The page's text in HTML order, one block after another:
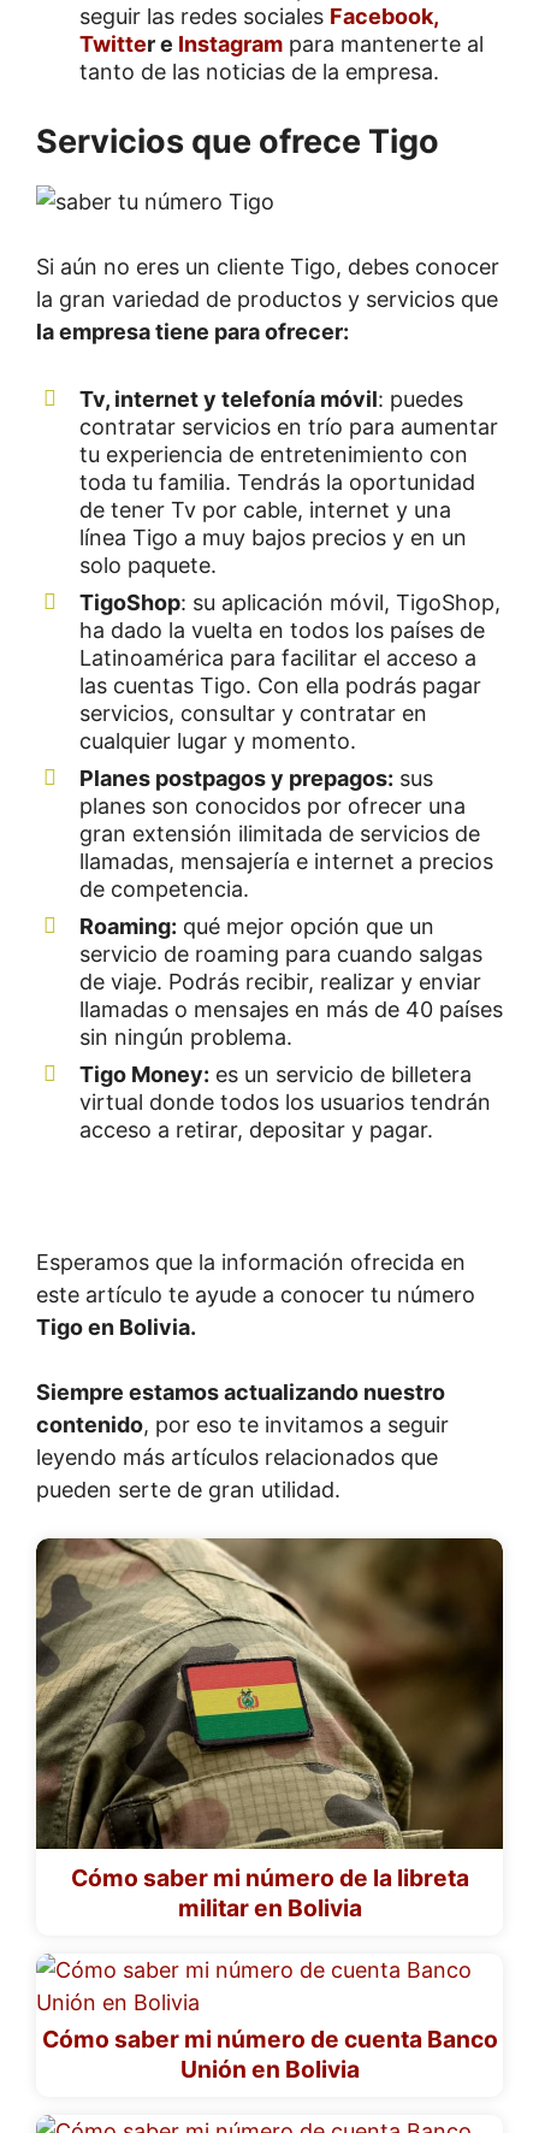
seguir las redes sociales Facebook,
Twitter e Instagram para mantenerte al
tanto de las noticias de la empresa.
Servicios que ofrece Tigo
Si aún no eres un cliente Tigo, debes conocer
la gran variedad de productos y servicios que
la empresa tiene para ofrecer:
Tv, internet y telefonía móvil: puedes
contratar servicios en trío para aumentar
tu experiencia de entretenimiento con
toda tu familia. Tendrás la oportunidad
de tener Tv por cable, internet y una
línea Tigo a muy bajos precios y en un
solo paquete.
TigoShop: su aplicación móvil, TigoShop,
ha dado la vuelta en todos los países de
Latinoamérica para facilitar el acceso a
las cuentas Tigo. Con ella podrás pagar
servicios, consultar y contratar en
cualquier lugar y momento.
Planes postpagos y prepagos: sus
planes son conocidos por ofrecer una
gran extensión ilimitada de servicios de
llamadas, mensajería e internet a precios
de competencia.
Roaming: qué mejor opción que un
servicio de roaming para cuando salgas
de viaje. Podrás recibir, realizar y enviar
llamadas o mensajes en más de 40 países
sin ningún problema.
Tigo Money: es un servicio de billetera
virtual donde todos los usuarios tendrán
acceso a retirar, depositar y pagar.
Esperamos que la información ofrecida en
este artículo te ayude a conocer tu número
Tigo en Bolivia.
Siempre estamos actualizando nuestro
contenido, por eso te invitamos a seguir
leyendo más artículos relacionados que
pueden serte de gran utilidad.
Cómo saber mi número de la libreta
militar en Bolivia
Cómo saber mi número de cuenta Banco
Unión en Bolivia